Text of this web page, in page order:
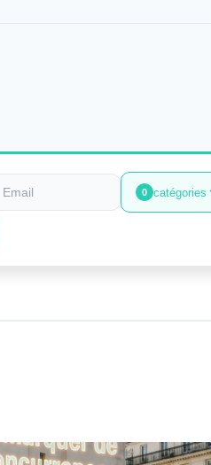
0 catégories